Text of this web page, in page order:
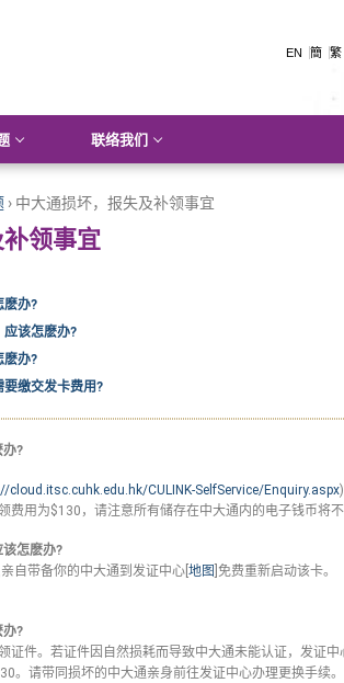
EN 簡 繁
联络我们
› 中大通损坏，报失及补领事宜
领事宜
麽办?
应该怎麽办?
麽办?
缴交发卡费用?
?
cloud.itsc.cuhk.edu.hk/CULINK-SelfService/Enquiry.aspx
费用为$130，请注意所有储存在中大通内的电子钱币将不
怎麽办?
自带备你的中大通到发证中心[ 地图 ]免费重新启动该卡。
?
领证件。若证件因自然损耗而导致中大通未能认证，发证
。请带同损坏的中大通亲身前往发证中心办理更换手续。